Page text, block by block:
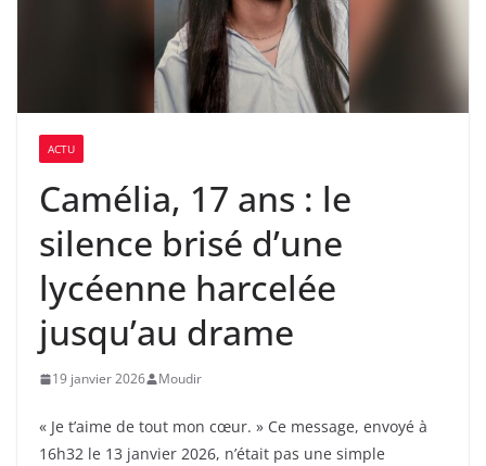
ACTU
Camélia, 17 ans : le
silence brisé d’une
lycéenne harcelée
jusqu’au drame
19 janvier 2026 Moudir
« Je t’aime de tout mon cœur. » Ce message, envoyé à
16h32 le 13 janvier 2026, n’était pas une simple